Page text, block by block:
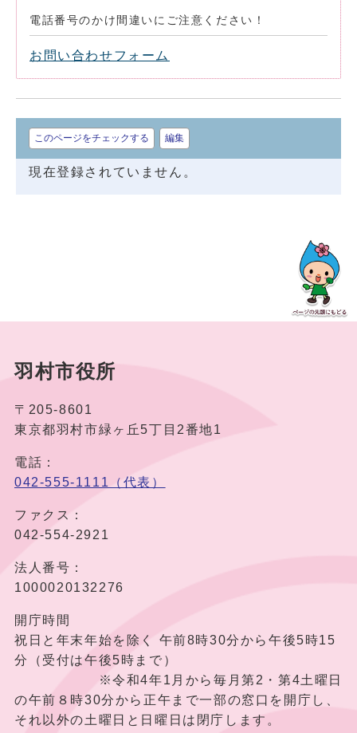
電話番号のかけ間違いにご注意ください！
お問い合わせフォーム
このページをチェックする 編集
現在登録されていません。
羽村市役所
〒205-8601
東京都羽村市緑ヶ丘5丁目2番地1
電話：
042-555-1111（代表）
ファクス：
042-554-2921
法人番号：
1000020132276
開庁時間
祝日と年末年始を除く 午前8時30分から午後5時15
分（受付は午後5時まで）
※令和4年1月から毎月第2・第4土曜日
の午前８時30分から正午まで一部の窓口を開庁し、
それ以外の土曜日と日曜日は閉庁します。